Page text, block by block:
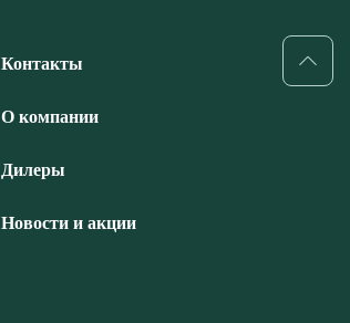
Контакты
О компании
Дилеры
Новости и акции